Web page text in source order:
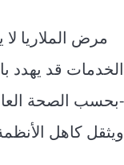
مرض الملاريا
الخدمات قد يهدد
-بحسب الصحة
ويثقل كاهل